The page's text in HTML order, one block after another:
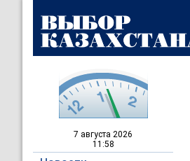
7 августа 2026
11:58